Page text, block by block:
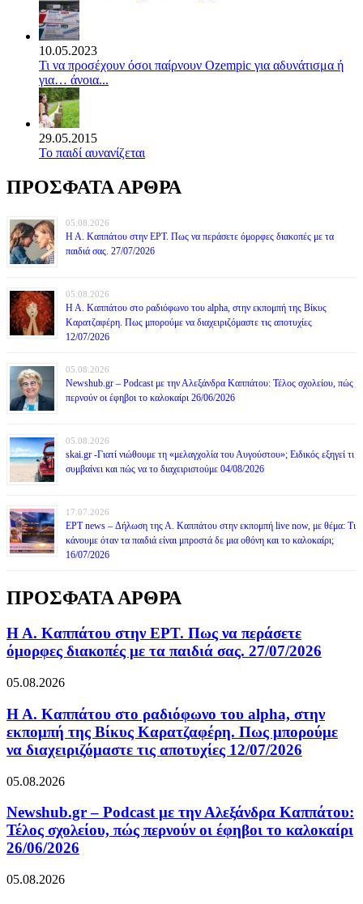
10.05.2023
Τι να προσέχουν όσοι παίρνουν Ozempic για αδυνάτισμα ή
για… άνοια...
29.05.2015
Το παιδί αυνανίζεται
ΠΡΟΣΦΑΤΑ ΑΡΘΡΑ
05.08.2026
Η Α. Καππάτου στην ΕΡΤ. Πως να περάσετε όμορφες διακοπές με τα
παιδιά σας. 27/07/2026
05.08.2026
Η Α. Καππάτου στο ραδιόφωνο του alpha, στην εκπομπή της Βίκυς
Καρατζαφέρη. Πως μπορούμε να διαχειριζόμαστε τις αποτυχίες
12/07/2026
05.08.2026
Newshub.gr – Podcast με την Αλεξάνδρα Καππάτου: Τέλος σχολείου, πώς
περνούν οι έφηβοι το καλοκαίρι 26/06/2026
05.08.2026
skai.gr -Γιατί νιώθουμε τη «μελαγχολία του Αυγούστου»; Ειδικός εξηγεί τι
συμβαίνει και πώς να το διαχειριστούμε 04/08/2026
17.07.2026
ΕΡΤ news – Δήλωση της Α. Καππάτου στην εκπομπή live now, με θέμα: Τι
κάνουμε όταν τα παιδιά είναι μπροστά δε μια οθόνη και το καλοκαίρι;
16/07/2026
ΠΡΟΣΦΑΤΑ ΑΡΘΡΑ
Η Α. Καππάτου στην ΕΡΤ. Πως να περάσετε
όμορφες διακοπές με τα παιδιά σας. 27/07/2026
05.08.2026
Η Α. Καππάτου στο ραδιόφωνο του alpha, στην
εκπομπή της Βίκυς Καρατζαφέρη. Πως μπορούμε
να διαχειριζόμαστε τις αποτυχίες 12/07/2026
05.08.2026
Newshub.gr – Podcast με την Αλεξάνδρα Καππάτου:
Τέλος σχολείου, πώς περνούν οι έφηβοι το καλοκαίρι
26/06/2026
05.08.2026